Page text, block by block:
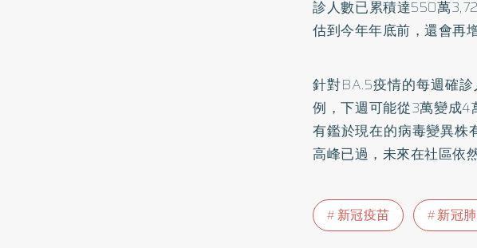
診人數已累積達550萬
估到今年年底前，還會再
針對BA.5疫情的每週確
例，下週可能從3萬變成4
有鑑於現在的病毒變異株
高峰已過，未來在社區依
新冠疫苗 新冠